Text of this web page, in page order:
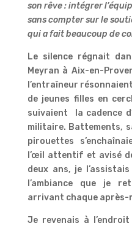
son rêve : intégrer
sans compter sur le
qui a fait beaucoup de
Le silence régnait
Meyran à Aix-en-
l’entraîneur
de jeunes filles en
suivaient la cadence
militaire. Battements,
pirouettes
l’œil attentif et avisé
deux ans, je
l’ambiance que je
arrivant chaque après-
Je revenais à